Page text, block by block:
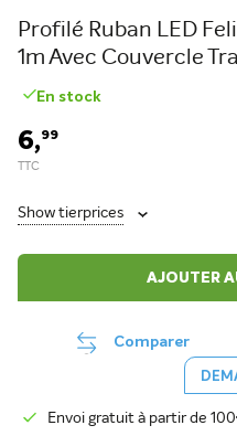
Profilé Ruban LED
1m Avec Couvercle
En stock
6,99
Show tierprices
AJOUTER
Comparer
Envoi gratuit à partir de